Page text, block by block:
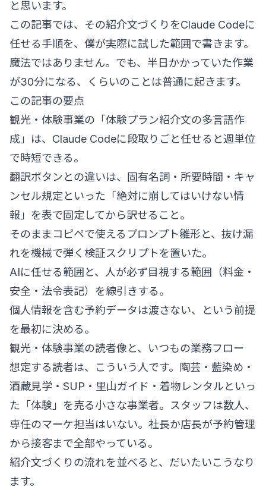
と思います。
この記事では、その紹介文づくりをClaude Codeに
任せる手順を、僕が実際に試した範囲で書きます。
魔法ではありません。でも、半日かかっていた作業
が30分になる、くらいのことは普通に起きます。
この記事の要点
観光・体験事業の「体験プラン紹介文の多言語作
成」は、Claude Codeに段取りごと任せると週単位
で時短できる。
翻訳ボタンとの違いは、固有名詞・所要時間・キャ
ンセル規定といった「絶対に崩してはいけない情
報」を表で固定してから訳せること。
そのままコピペで使えるプロンプト雛形と、抜け漏
れを機械で弾く検証スクリプトを置いた。
AIに任せる範囲と、人が必ず目視する範囲（料金・
安全・法令表記）を線引きする。
個人情報を含む予約データは渡さない、という前提
を最初に決める。
観光・体験事業の読者像と、いつもの業務フロー
想定する読者は、こういう人です。陶芸・藍染め・
酒蔵見学・SUP・里山ガイド・着物レンタルといっ
た「体験」を売る小さな事業者。スタッフは数人、
専任のマーケ担当はいない。社長か店長が予約管理
から接客まで全部やっている。
紹介文づくりの流れを並べると、だいたいこうなり
ます。